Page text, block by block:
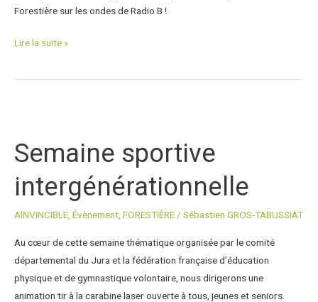
Forestière sur les ondes de Radio B !
B
Lire la suite »
Semaine sportive
intergénérationnelle
AINVINCIBLE, Évènement, FORESTIÈRE/ Sébastien GROS-TABUSSIAT
Au cœur de cette semaine thématique organisée par le comité
départemental du Jura et la fédération française d’éducation
physique et de gymnastique volontaire, nous dirigerons une
animation tir à la carabine laser ouverte à tous, jeunes et seniors.
intergénérationnelle